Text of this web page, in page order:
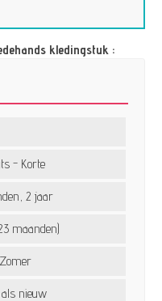
kledingstuk :
- Korte
2 jaar
maanden)
als nieuw